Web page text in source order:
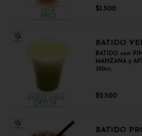
$3.500
BATIDO
BATIDO con
MANZANA y
350cc.
$2.500
BATIDO